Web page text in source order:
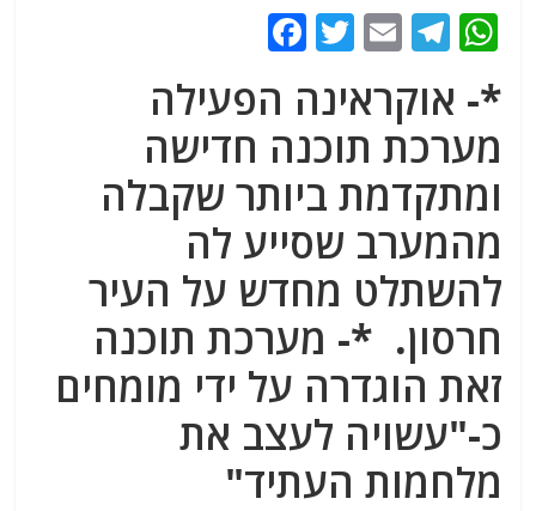
W
at
s
A
p
p
T
e
g
ra
m
E
ai
l
T
itt
er
c
e
b
o
o
k
*- אוקראינה הפעילה
מערכת תוכנה חדישה
ומתקדמת ביותר שקבלה
מהמערב שסייע לה
להשתלט מחדש על העיר
חרסון. *- מערכת תוכנה
זאת הוגדרה על ידי מומחים
כ-"עשויה לעצב את
מלחמות העתיד"